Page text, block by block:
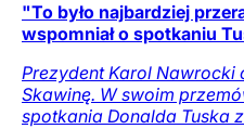
"To było najbardziej
wspomniał o spotkaniu
Prezydent Karol Nawrocki
Skawinę. W swoim
spotkania Donalda Tuska